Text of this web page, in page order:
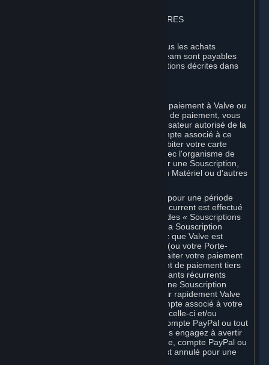
3. FACTURATION, PAIEMENT ET AUTRES
Tous les frais engagés sur Steam et tous les achats
effectués à l'aide du porte-monnaie Steam sont payables
d'avance et finaux, sauf dans les conditions décrites dans
En communiquant des informations de paiement à Valve ou
à l'un de ses organismes de traitement de paiement, vous
garantissez à Valve que vous êtes l'utilisateur autorisé de la
carte, du code PIN, de la clé ou du compte associé à ce
paiement, et vous autorisez Valve à débiter votre carte
bancaire ou à traiter votre paiement avec l'organisme de
traitement de paiement tiers choisi pour une Souscription,
des fonds du Porte-monnaie Steam, du Matériel ou d'autres
En cas de Souscriptions commandées pour une période
donnée pour lesquelles un paiement récurrent est effectué
en échange d'une utilisation continue (des « Souscriptions
récurrentes »), en continuant d'utiliser la Souscription
récurrente, vous acceptez et réaffirmez que Valve est
autorisé à débiter votre carte bancaire (ou votre Porte-
monnaie Steam, s'il est crédité) ou à traiter votre paiement
avec tout autre organisme de traitement de paiement tiers
applicable, pour le règlement des montants récurrents
applicables. Si vous avez commandé une Souscription
récurrente, vous vous engagez à avertir rapidement Valve
de tout changement de numéro de compte associé à votre
carte bancaire, de date d'expiration de celle-ci et/ou
d'adresse de facturation, ou de votre compte PayPal ou tout
autre compte de paiement, et vous vous engagez à avertir
rapidement Valve si votre carte bancaire, compte PayPal ou
autre compte de paiement expire ou est annulé pour une